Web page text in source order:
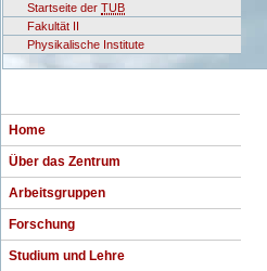
Startseite der TUB
Fakultät II
Physikalische Institute
Home
Über das Zentrum
Arbeitsgruppen
Forschung
Studium und Lehre